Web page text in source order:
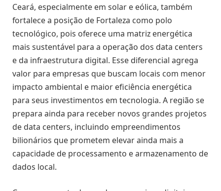
Ceará, especialmente em solar e eólica, também
fortalece a posição de Fortaleza como polo
tecnológico, pois oferece uma matriz energética
mais sustentável para a operação dos data centers
e da infraestrutura digital. Esse diferencial agrega
valor para empresas que buscam locais com menor
impacto ambiental e maior eficiência energética
para seus investimentos em tecnologia. A região se
prepara ainda para receber novos grandes projetos
de data centers, incluindo empreendimentos
bilionários que prometem elevar ainda mais a
capacidade de processamento e armazenamento de
dados local.